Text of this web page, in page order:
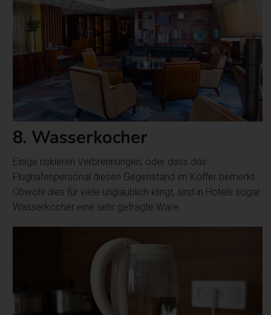
8. Wasserkocher
Einige riskieren Verbrennungen, oder dass das
Flughafenpersonal diesen Gegenstand im Koffer bemerkt.
Obwohl dies für viele unglaublich klingt, sind in Hotels sogar
Wasserkocher eine sehr gefragte Ware.